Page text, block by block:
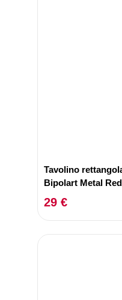
Tavolino
Bipolart Metal Red
29 €